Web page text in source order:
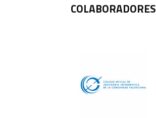
COLABORADORES